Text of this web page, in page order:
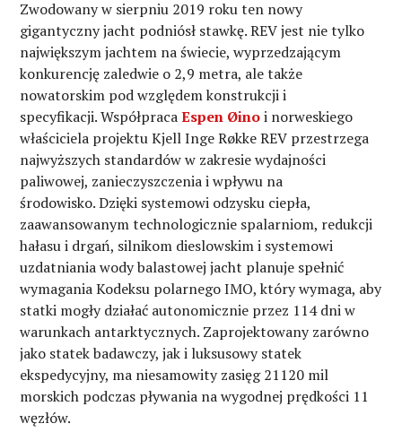
Zwodowany w sierpniu 2019 roku ten nowy
gigantyczny jacht podniósł stawkę. REV jest nie tylko
największym jachtem na świecie, wyprzedzającym
konkurencję zaledwie o 2,9 metra, ale także
nowatorskim pod względem konstrukcji i
specyfikacji. WspółpracaEspen Øinoi norweskiego
właściciela projektu Kjell Inge Røkke REV przestrzega
najwyższych standardów w zakresie wydajności
paliwowej, zanieczyszczenia i wpływu na
środowisko. Dzięki systemowi odzysku ciepła,
zaawansowanym technologicznie spalarniom, redukcji
hałasu i drgań, silnikom dieslowskim i systemowi
uzdatniania wody balastowej jacht planuje spełnić
wymagania Kodeksu polarnego IMO, który wymaga, aby
statki mogły działać autonomicznie przez 114 dni w
warunkach antarktycznych. Zaprojektowany zarówno
jako statek badawczy, jak i luksusowy statek
ekspedycyjny, ma niesamowity zasięg 21120 mil
morskich podczas pływania na wygodnej prędkości 11
węzłów.